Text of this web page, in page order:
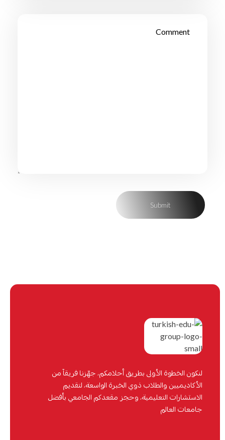
لنكون الخطوة الأولى بطريق أحلامكم، جهّزنا فريقاً من
الأكاديميين والطلاب ذوي الخبرة الواسعة، لتقديم
الاستشارات التعليمية، وحجز مقعدكم الجامعي بأفضل
جامعات العالم